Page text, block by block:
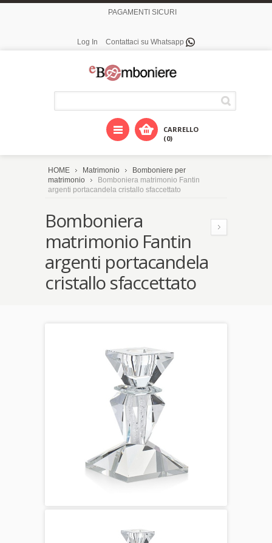
PAGAMENTI SICURI
Log In Contattaci su Whatsapp
CARRELLO
(0)
HOME Matrimonio
Bomboniere per
matrimonio
Bomboniera matrimonio Fantin
argenti portacandela cristallo sfaccettato
Bomboniera
matrimonio Fantin
argenti portacandela
cristallo sfaccettato